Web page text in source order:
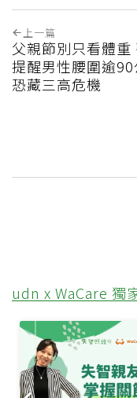
上一篇
父親節別只看體重
提醒男性腰圍逾
恐藏三高危機
udn x WaCare 獨